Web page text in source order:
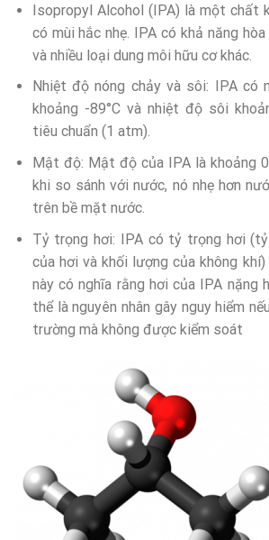
Isopropyl Alcohol (IPA) là một chất
có mùi hắc nhẹ. IPA có khả năng
và nhiều loại dung môi hữu cơ khác.
Nhiệt độ nóng chảy và sôi: IPA có
khoảng -89°C và nhiệt độ sôi
tiêu chuẩn (1 atm).
Mật độ: Mật độ của IPA là khoảng
khi so sánh với nước, nó nhẹ hơn
trên bề mặt nước.
Tỷ trọng hơi: IPA có tỷ trọng hơi
của hơi và khối lượng của không
này có nghĩa rằng hơi của IPA nặng
thể là nguyên nhân gây nguy hiểm
trường mà không được kiểm soát